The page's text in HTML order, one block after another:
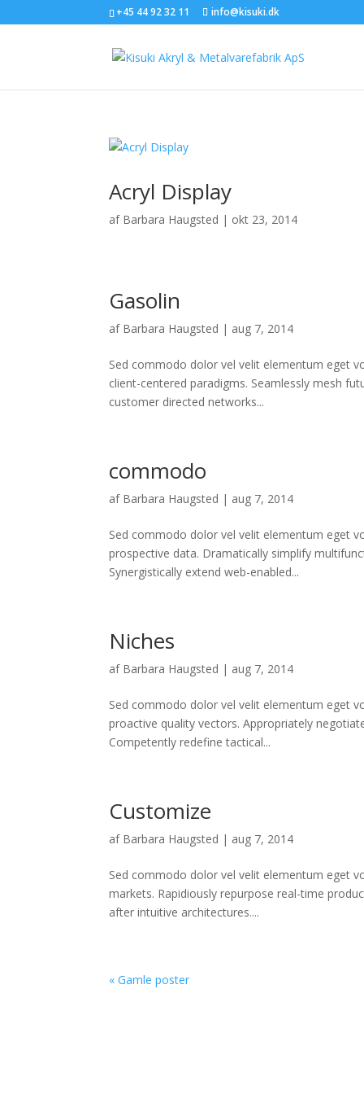
+45 44 92 32 11 info@kisuki.dk
Acryl Display
af Barbara Haugsted | okt 23, 2014
Gasolin
af Barbara Haugsted | aug 7, 2014
Sed commodo dolor vel velit elementum eget
client-centered paradigms. Seamlessly mesh
customer directed networks...
commodo
af Barbara Haugsted | aug 7, 2014
Sed commodo dolor vel velit elementum eget
prospective data. Dramatically simplify
Synergistically extend web-enabled...
Niches
af Barbara Haugsted | aug 7, 2014
Sed commodo dolor vel velit elementum eget
proactive quality vectors. Appropriately
Competently redefine tactical...
Customize
af Barbara Haugsted | aug 7, 2014
Sed commodo dolor vel velit elementum eget
markets. Rapidiously repurpose real-time
after intuitive architectures....
« Gamle poster